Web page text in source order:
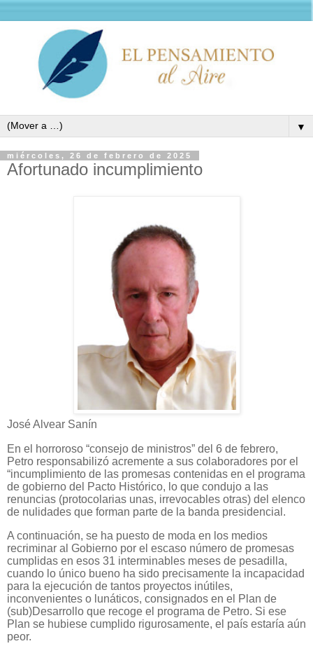
▼
miércoles, 26 de febrero de 2025
Afortunado incumplimiento
José Alvear Sanín
En el horroroso “consejo de ministros” del 6 de febrero,
Petro responsabilizó acremente a sus colaboradores por el
“incumplimiento de las promesas contenidas en el programa
de gobierno del Pacto Histórico, lo que condujo a las
renuncias (protocolarias unas, irrevocables otras) del elenco
de nulidades que forman parte de la banda presidencial.
A continuación, se ha puesto de moda en los medios
recriminar al Gobierno por el escaso número de promesas
cumplidas en esos 31 interminables meses de pesadilla,
cuando lo único bueno ha sido precisamente la incapacidad
para la ejecución de tantos proyectos inútiles,
inconvenientes o lunáticos, consignados en el Plan de
(sub)Desarrollo que recoge el programa de Petro. Si ese
Plan se hubiese cumplido rigurosamente, el país estaría aún
peor.